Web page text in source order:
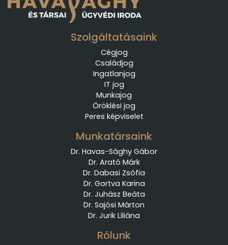
Szolgáltatásaink
Cégjog
Családjog
Ingatlanjog
IT jog
Munkajog
Öröklési jog
Peres képviselet
Munkatársaink
Dr. Havas-Sághy Gábor
Dr. Arató Márk
Dr. Dabasi Zsófia
Dr. Gortva Karina
Dr. Juhász Beáta
Dr. Sajósi Márton
Dr. Jurik Liliána
Rólunk